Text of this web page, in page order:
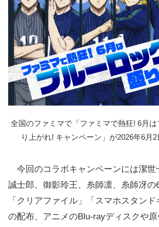
全国のファミマで「ファミマで熱狂! 6月
り上がれ! キャンペーン」が2026年6月
今回のコラボキャンペーンには潔世
誠士郎、御影玲王、糸師凛、糸師冴の
「クリアファイル」「スマホスタンド
の配布、アニメのBlu-rayディスクや